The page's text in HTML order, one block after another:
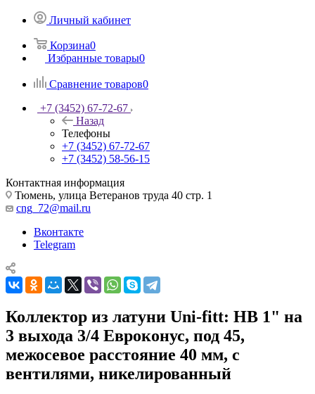
Личный кабинет
Корзина0
Избранные товары0
Сравнение товаров0
+7 (3452) 67-72-67
Назад
Телефоны
+7 (3452) 67-72-67
+7 (3452) 58-56-15
Контактная информация
Тюмень, улица Ветеранов труда 40 стр. 1
cng_72@mail.ru
Вконтакте
Telegram
Коллектор из латуни Uni-fitt: НВ 1" на
3 выхода 3/4 Евроконус, под 45,
межосевое расстояние 40 мм, с
вентилями, никелированный